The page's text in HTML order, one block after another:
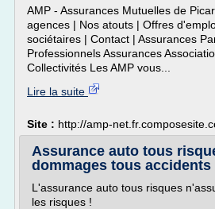
AMP - Assurances Mutuelles de
agences | Nos atouts | Offres
sociétaires | Contact | Assurances
Professionnels Assurances
Collectivités Les AMP vous...
Lire la suite
Site : http://amp-
Assurance auto tous
dommages tous accidents
L'assurance auto tous risques
les risques !